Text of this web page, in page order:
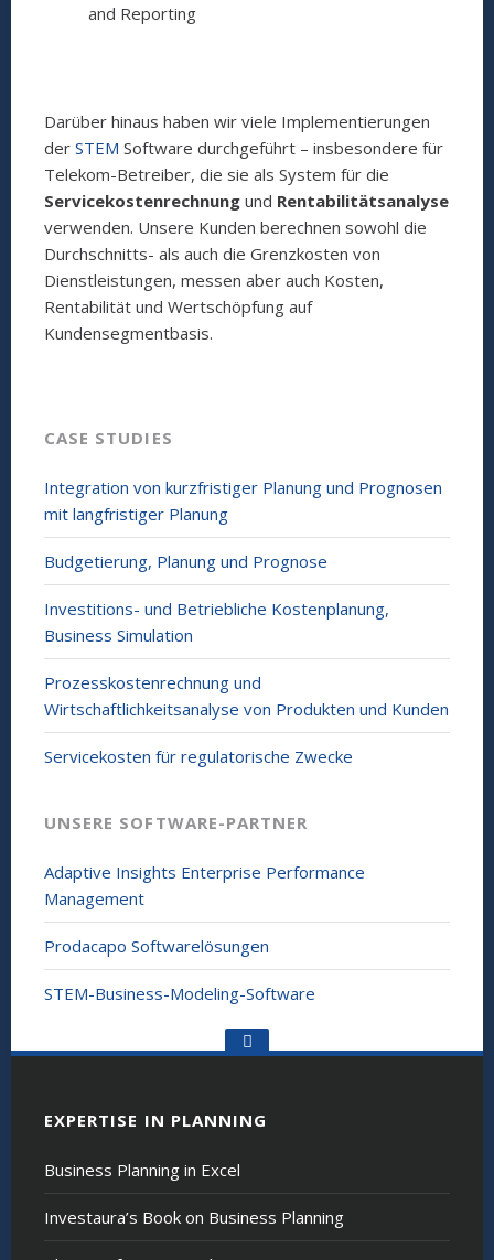
and Reporting
Darüber hinaus haben wir viele Implementierungen
der STEM Software durchgeführt – insbesondere für
Telekom-Betreiber, die sie als System für die
Servicekostenrechnung und Rentabilitätsanalyse
verwenden. Unsere Kunden berechnen sowohl die
Durchschnitts- als auch die Grenzkosten von
Dienstleistungen, messen aber auch Kosten,
Rentabilität und Wertschöpfung auf
Kundensegmentbasis.
CASE STUDIES
Integration von kurzfristiger Planung und Prognosen
mit langfristiger Planung
Budgetierung, Planung und Prognose
Investitions- und Betriebliche Kostenplanung,
Business Simulation
Prozesskostenrechnung und
Wirtschaftlichkeitsanalyse von Produkten und Kunden
Servicekosten für regulatorische Zwecke
UNSERE SOFTWARE-PARTNER
Adaptive Insights Enterprise Performance
Management
Prodacapo Softwarelösungen
STEM-Business-Modeling-Software
Go
to
top
EXPERTISE IN PLANNING
Business Planning in Excel
Investaura’s Book on Business Planning